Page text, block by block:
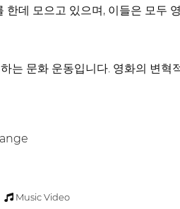
데 모으고 있으며, 이들은 모두
는 문화 운동입니다. 영화의 변혁
Music Video